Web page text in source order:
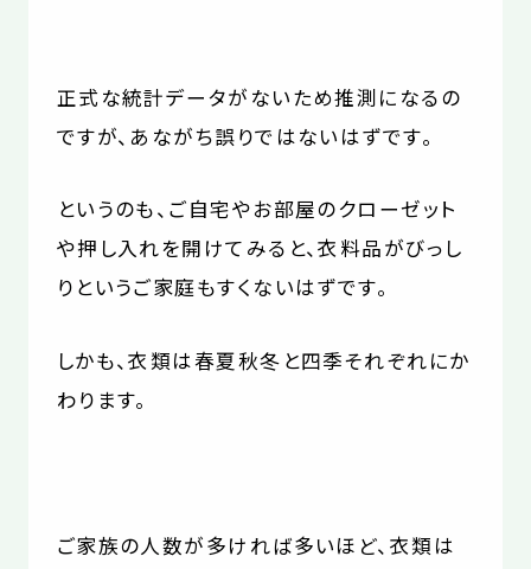
正式な統計データがないため推測になるの
ですが、あながち誤りではないはずです。
というのも、ご自宅やお部屋のクローゼット
や押し入れを開けてみると、衣料品がびっし
りというご家庭もすくないはずです。
しかも、衣類は春夏秋冬と四季それぞれにか
わります。
ご家族の人数が多ければ多いほど、衣類は